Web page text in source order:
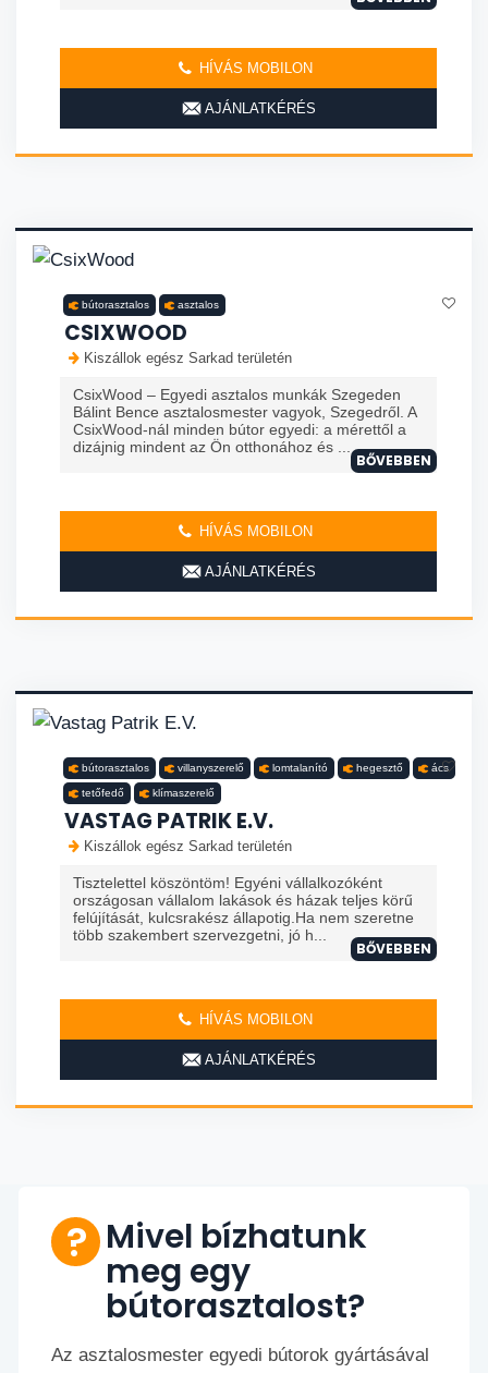
HÍVÁS MOBILON
AJÁNLATKÉRÉS
bútorasztalos asztalos
CSIXWOOD
Kiszállok egész Sarkad területén
CsixWood – Egyedi asztalos munkák Szegeden
Bálint Bence asztalosmester vagyok, Szegedről. A
CsixWood-nál minden bútor egyedi: a mérettől a
dizájnig mindent az Ön otthonához és ...
BŐVEBBEN
HÍVÁS MOBILON
AJÁNLATKÉRÉS
bútorasztalos villanyszerelő lomtalanító hegesztő ács
tetőfedő klímaszerelő
VASTAG PATRIK E.V.
Kiszállok egész Sarkad területén
Tisztelettel köszöntöm! Egyéni vállalkozóként
országosan vállalom lakások és házak teljes körű
felújítását, kulcsrakész állapotig.Ha nem szeretne
több szakembert szervezgetni, jó h...
BŐVEBBEN
HÍVÁS MOBILON
AJÁNLATKÉRÉS
Mivel bízhatunk
meg egy
bútorasztalost?
Az asztalosmester egyedi bútorok gyártásával